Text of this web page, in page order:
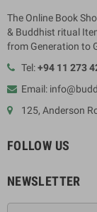
The Online Book
& Buddhist ritual
from Generation to
Tel:+94 11 273
Email:
125, Anderson
FOLLOW US
NEWSLETTER